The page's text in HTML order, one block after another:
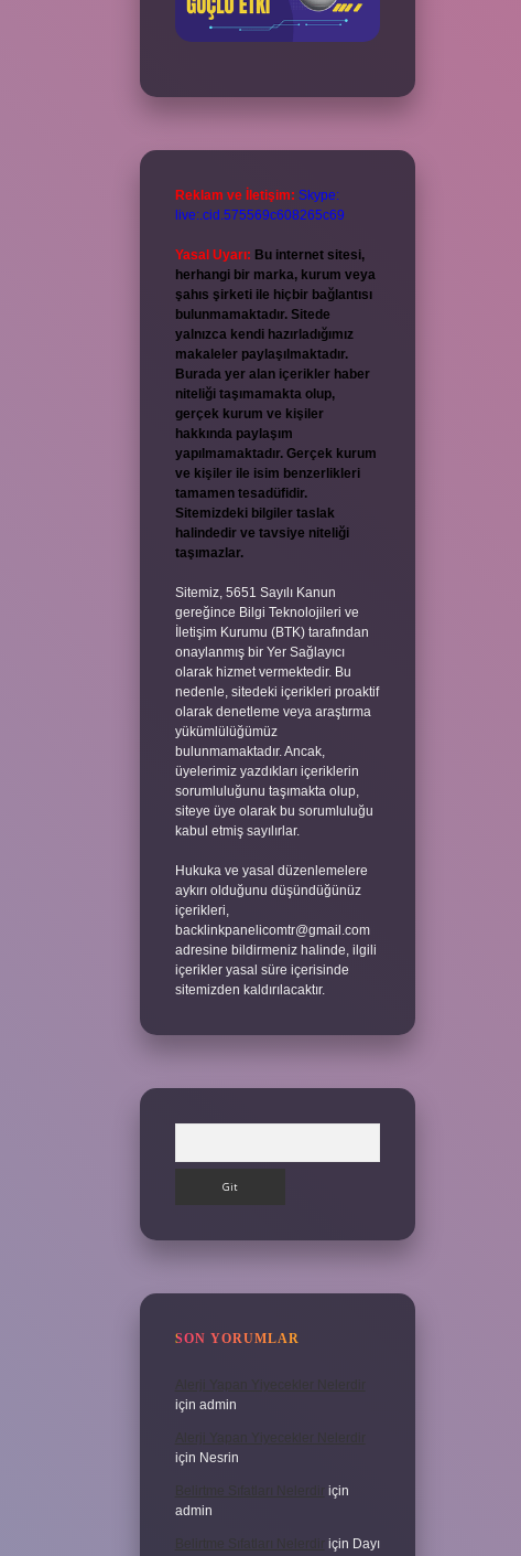
Reklam ve İletişim: Skype:
live:.cid.575569c608265c69
Yasal Uyarı: Bu internet sitesi,
herhangi bir marka, kurum veya
şahıs şirketi ile hiçbir bağlantısı
bulunmamaktadır. Sitede
yalnızca kendi hazırladığımız
makaleler paylaşılmaktadır.
Burada yer alan içerikler haber
niteliği taşımamakta olup,
gerçek kurum ve kişiler
hakkında paylaşım
yapılmamaktadır. Gerçek kurum
ve kişiler ile isim benzerlikleri
tamamen tesadüfidir.
Sitemizdeki bilgiler taslak
halindedir ve tavsiye niteliği
taşımazlar.
Sitemiz, 5651 Sayılı Kanun
gereğince Bilgi Teknolojileri ve
İletişim Kurumu (BTK) tarafından
onaylanmış bir Yer Sağlayıcı
olarak hizmet vermektedir. Bu
nedenle, sitedeki içerikleri proaktif
olarak denetleme veya araştırma
yükümlülüğümüz
bulunmamaktadır. Ancak,
üyelerimiz yazdıkları içeriklerin
sorumluluğunu taşımakta olup,
siteye üye olarak bu sorumluluğu
kabul etmiş sayılırlar.
Hukuka ve yasal düzenlemelere
aykırı olduğunu düşündüğünüz
içerikleri,
backlinkpanelicomtr@gmail.com
adresine bildirmeniz halinde, ilgili
içerikler yasal süre içerisinde
sitemizden kaldırılacaktır.
SON YORUMLAR
Alerji Yapan Yiyecekler Nelerdir
için admin
Alerji Yapan Yiyecekler Nelerdir
için Nesrin
Belirtme Sıfatları Nelerdir için
admin
Belirtme Sıfatları Nelerdir için Dayı